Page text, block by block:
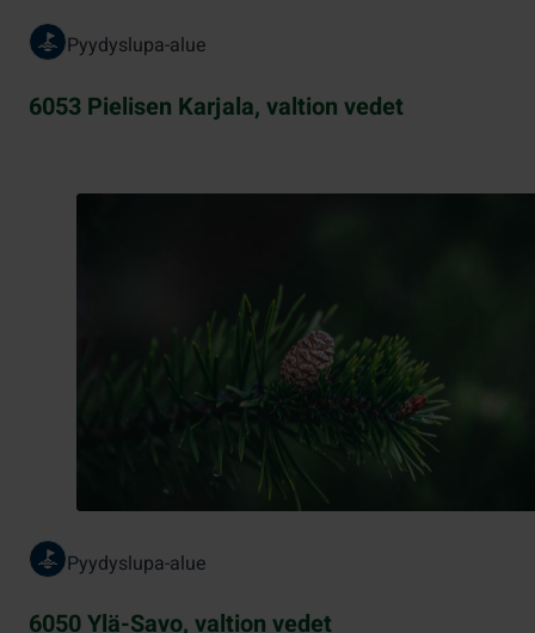
Pyydyslupa-alue
6053 Pielisen Karjala, valtion vedet
Pyydyslupa-alue
6050 Ylä-Savo, valtion vedet